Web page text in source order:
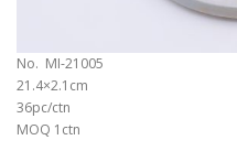
No. MI-21005
21.4×2.1cm
36pc/ctn
MOQ 1ctn